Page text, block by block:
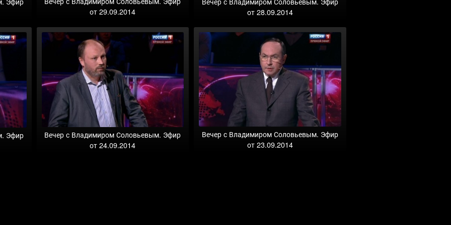
от 29.09.2014
от 28.09.2014
Эфир
Вечер с Владимиром Соловьевым. Эфир
от 24.09.2014
Вечер с Владимиром Соловьевым. Эфир
от 23.09.2014